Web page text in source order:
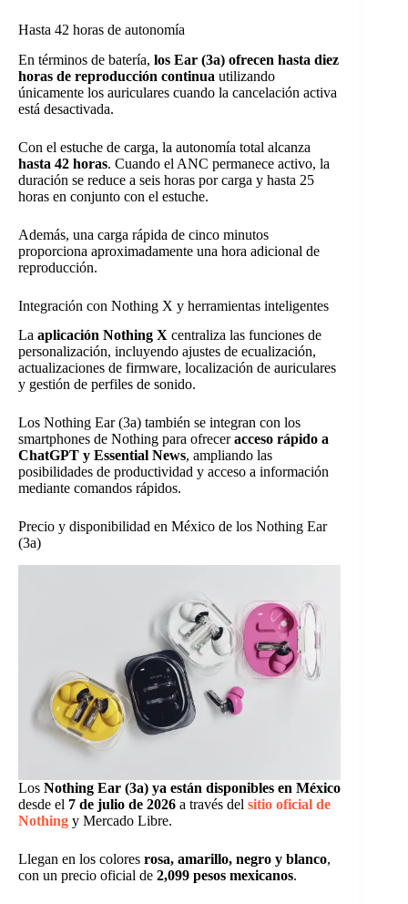
Hasta 42 horas de autonomía
En términos de batería, los Ear (3a) ofrecen hasta diez
horas de reproducción continua utilizando
únicamente los auriculares cuando la cancelación activa
está desactivada.
Con el estuche de carga, la autonomía total alcanza
hasta 42 horas. Cuando el ANC permanece activo, la
duración se reduce a seis horas por carga y hasta 25
horas en conjunto con el estuche.
Además, una carga rápida de cinco minutos
proporciona aproximadamente una hora adicional de
reproducción.
Integración con Nothing X y herramientas inteligentes
La aplicación Nothing X centraliza las funciones de
personalización, incluyendo ajustes de ecualización,
actualizaciones de firmware, localización de auriculares
y gestión de perfiles de sonido.
Los Nothing Ear (3a) también se integran con los
smartphones de Nothing para ofreceracceso rápido a
ChatGPT y Essential News, ampliando las
posibilidades de productividad y acceso a información
mediante comandos rápidos.
Precio y disponibilidad en México de los Nothing Ear
(3a)
Los Nothing Ear (3a) ya están disponibles en México
desde el 7 de julio de 2026 a través del sitio oficial de
Nothing y Mercado Libre.
Llegan en los colores rosa, amarillo, negro y blanco,
con un precio oficial de 2,099 pesos mexicanos.